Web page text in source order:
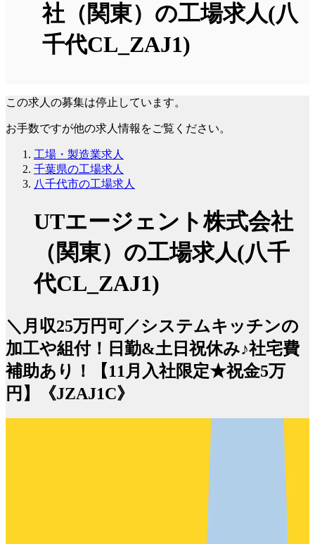
社（関東）の工場求人(八
千代CL_ZAJ1)
この求人の募集は停止しています。
お手数ですが他の求人情報をご覧ください。
工場・製造業求人
千葉県の工場求人
八千代市の工場求人
UTエージェント株式会社
（関東）の工場求人(八千
代CL_ZAJ1)
＼月収25万円可／システムキッチンの
加工や組付！日勤&土日祝休み♪社宅費
補助あり！【11月入社限定★祝金5万
円】《JZAJ1C》